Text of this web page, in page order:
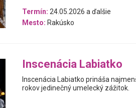
Termín: 24.05.2026 a ďalšie
Mesto: Rakúsko
Inscenácia Labiatko
Inscenácia Labiatko prináša
rokov jedinečný umelecký zážitok.